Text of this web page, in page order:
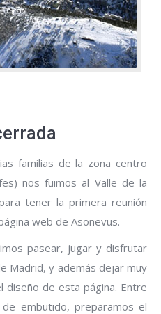
familias de la zona centro
nos fuimos al Valle de la
tener la primera reunión
web de Asonevus.
pasear, jugar y disfrutar
Madrid, y además dejar muy
diseño de esta página. Entre
embutido, preparamos el